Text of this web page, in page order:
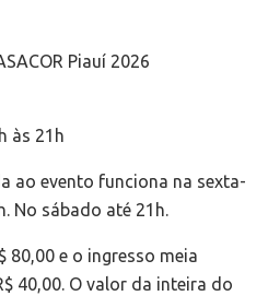
Piauí 2026
às 21h
ao evento funciona na sexta-
No sábado até 21h.
80,00 e o ingresso meia
40,00. O valor da inteira do